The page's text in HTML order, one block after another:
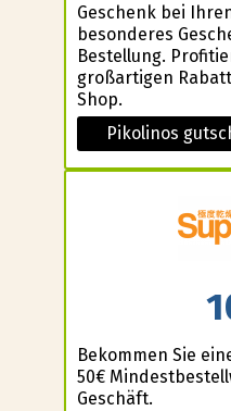
Geschenk bei
besonderes
Bestellung.
großartigen
Shop.
Pikolinos
Bekommen Sie
50€
Geschäft.